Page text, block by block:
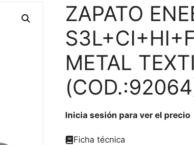
ZAPATO
METAL
Inicia sesión para ver el precio
Ficha técnica